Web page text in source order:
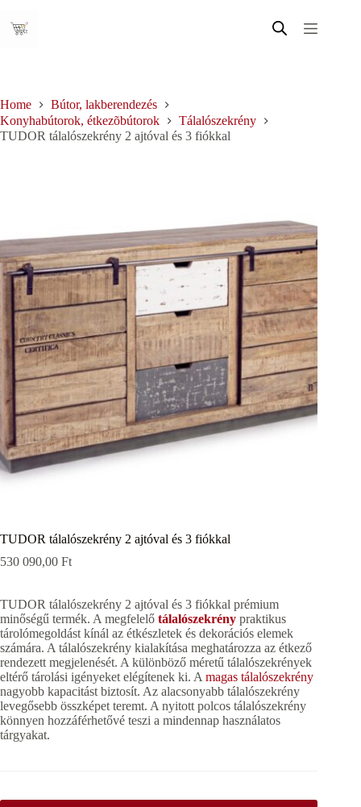
content
Home
Bútor, lakberendezés
Konyhabútorok, étkezõbútorok
Tálalószekrény
TUDOR tálalószekrény 2 ajtóval és 3 fiókkal
TUDOR tálalószekrény 2 ajtóval és 3 fiókkal
530 090,00 Ft
TUDOR tálalószekrény 2 ajtóval és 3 fiókkal prémium
minőségű termék. A megfelelő tálalószekrény praktikus
tárolómegoldást kínál az étkészletek és dekorációs elemek
számára. A tálalószekrény kialakítása meghatározza az étkező
rendezett megjelenését. A különböző méretű tálalószekrények
eltérő tárolási igényeket elégítenek ki. A magas tálalószekrény
nagyobb kapacitást biztosít. Az alacsonyabb tálalószekrény
levegősebb összképet teremt. A nyitott polcos tálalószekrény
könnyen hozzáférhetővé teszi a mindennap használatos
tárgyakat.